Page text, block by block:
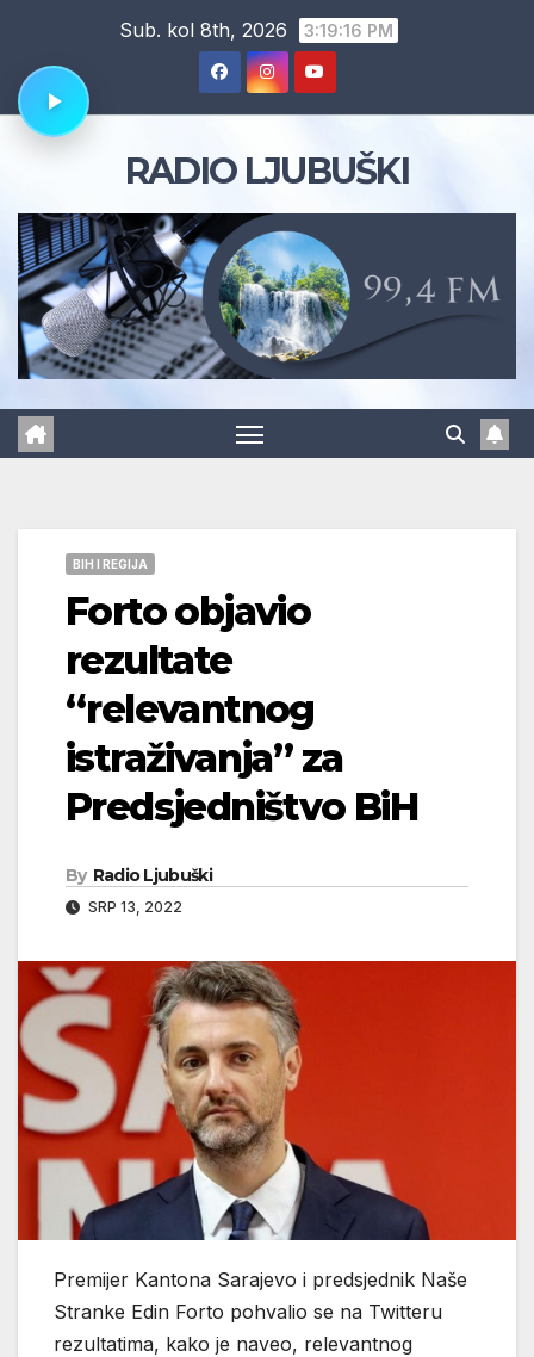
content
Sub. kol 8th, 2026 3:19:16 PM
RADIO LJUBUŠKI
BIH I REGIJA
Forto objavio
rezultate
“relevantnog
istraživanja” za
Predsjedništvo BiH
By Radio Ljubuški
SRP 13, 2022
Premijer Kantona Sarajevo i predsjednik Naše
Stranke Edin Forto pohvalio se na Twitteru
rezultatima, kako je naveo, relevantnog